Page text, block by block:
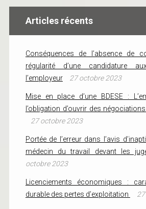
Articles récents
Conséquences de l’absence de
régularité d’une candidature
l’employeur
27 octobre 2023
Mise en place d’une BDESE :
l’obligation d’ouvrir des
27 octobre 2023
Portée de l’erreur dans l’avis
médecin du travail devant les
octobre 2023
Licenciements économiques :
durable des pertes d’exploitation